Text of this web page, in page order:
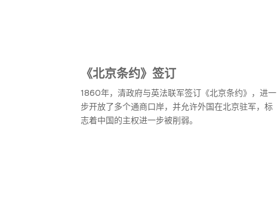
《北京条约》签订
1860年，清政府与英法联军签订《北京条约》，进一
步开放了多个通商口岸，并允许外国在北京驻军，标
志着中国的主权进一步被削弱。